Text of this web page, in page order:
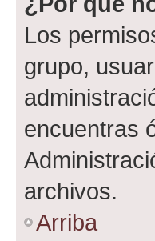
Los
grupo,
encuentras
archivos.
Arriba